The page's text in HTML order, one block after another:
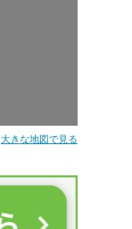
大きな地図で見る